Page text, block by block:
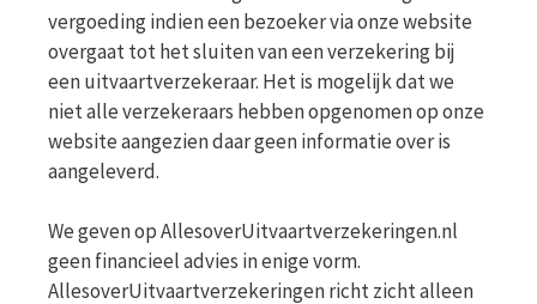
vergoeding indien een bezoeker via onze website
overgaat tot het sluiten van een verzekering bij
een uitvaartverzekeraar. Het is mogelijk dat we
niet alle verzekeraars hebben opgenomen op onze
website aangezien daar geen informatie over is
aangeleverd.
We geven op AllesoverUitvaartverzekeringen.nl
geen financieel advies in enige vorm.
AllesoverUitvaartverzekeringen richt zicht alleen